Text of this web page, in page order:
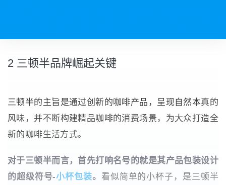
2 三顿半品牌崛起关键
三顿半的主旨是通过创新的咖啡产品，呈现自然本真的
风味，并不断构建精品咖啡的消费场景，为大众打造全
新的咖啡生活方式。
对于三顿半而言，首先打响名号的就是其产品包装设计
的超级符号-小杯包装。 看似简单的小杯子，是三顿半